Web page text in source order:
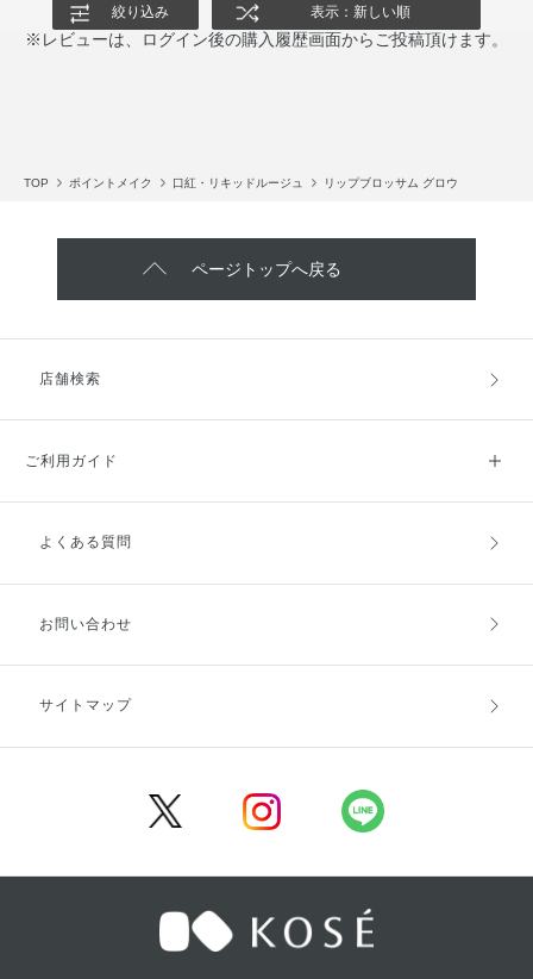
絞り込み 表示：新しい順
※レビューは、ログイン後の購入履歴画面からご投稿頂けます。
TOP ポイントメイク 口紅・リキッドルージュ リップブロッサム グロウ
ページトップへ戻る
店舗検索
ご利用ガイド
ご利用ガイドトップ
お支払方法
キャンセル・返品・交換
よくある質問
お問い合わせ
サイトマップ